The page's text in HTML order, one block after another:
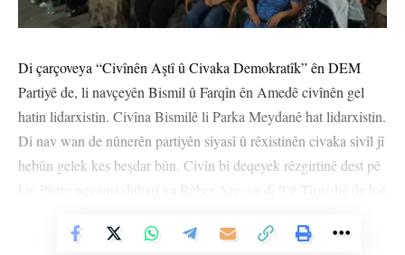
Di çarçoveya “Civînên Aştî û Civaka Demokratîk” ên DEM
Partiyê de, li navçeyên Bismil û Farqîn ên Amedê civînên gel
hatin lidarxistin. Civîna Bismilê li Parka Meydanê hat lidarxistin.
Di nav wan de nûnerên partiyên siyasî û rêxistinên civaka sivîl jî
hebûn gelek kes beşdar bûn. Civîn bi deqeyek rêzgirtinê dest pê
11’ê Tîrmehê de şewitandina çekan hatin pêşandan.
Vê Nûçeyê Bixwîne